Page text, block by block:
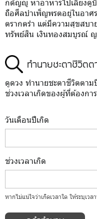
กตัญญู หาอาหารไปเลี้ยงดู
ถือศีลบำเพ็ญพรตอยู่ในอาศ
ตรากตรำ แต่มีความสุขสบ
ทรัพย์สิน เงินทองสมบูรณ์
ทำนายชะตาชีวิต
ดูดวง ทำนายชะตาชีวิตตาม
ช่วงเวลาเกิดของผู้ที่ต้องก
วันเดือนปีเกิด
ช่วงเวลาเกิด
หากไม่แน่ใจว่าเกิดเวลาใด ให้ระบุเว